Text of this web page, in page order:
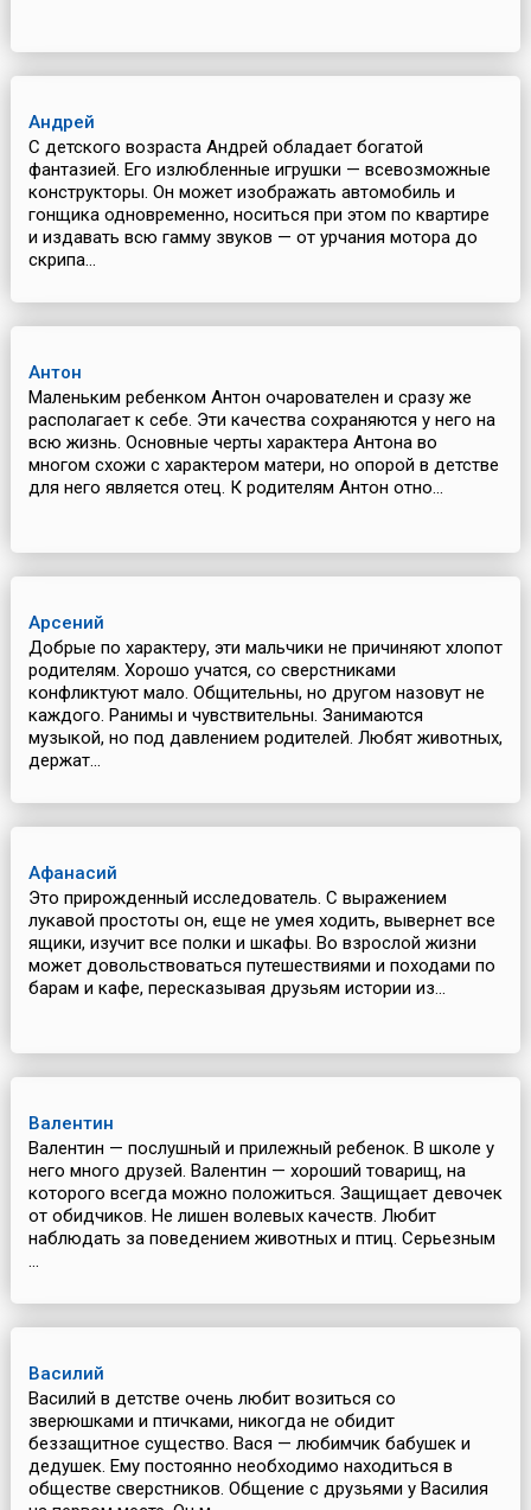
Андрей
С детского возраста Андрей обладает богатой
фантазией. Его излюбленные игрушки — всевозможные
конструкторы. Он может изображать автомобиль и
гонщика одновременно, носиться при этом по квартире
и издавать всю гамму звуков — от урчания мотора до
скрипа...
Антон
Маленьким ребенком Антон очарователен и сразу же
располагает к себе. Эти качества сохраняются у него на
всю жизнь. Основные черты характера Антона во
многом схожи с характером матери, но опорой в детстве
для него является отец. К родителям Антон отно...
Арсений
Добрые по характеру, эти мальчики не причиняют хлопот
родителям. Хорошо учатся, со сверстниками
конфликтуют мало. Общительны, но другом назовут не
каждого. Ранимы и чувствительны. Занимаются
музыкой, но под давлением родителей. Любят животных,
держат...
Афанасий
Это прирожденный исследователь. С выражением
лукавой простоты он, еще не умея ходить, вывернет все
ящики, изучит все полки и шкафы. Во взрослой жизни
может довольствоваться путешествиями и походами по
барам и кафе, пересказывая друзьям истории из...
Валентин
Валентин — послушный и прилежный ребенок. В школе у
него много друзей. Валентин — хороший товарищ, на
которого всегда можно положиться. Защищает девочек
от обидчиков. Не лишен волевых качеств. Любит
наблюдать за поведением животных и птиц. Серьезным
...
Василий
Василий в детстве очень любит возиться со
зверюшками и птичками, никогда не обидит
беззащитное существо. Вася — любимчик бабушек и
дедушек. Ему постоянно необходимо находиться в
обществе сверстников. Общение с друзьями у Василия